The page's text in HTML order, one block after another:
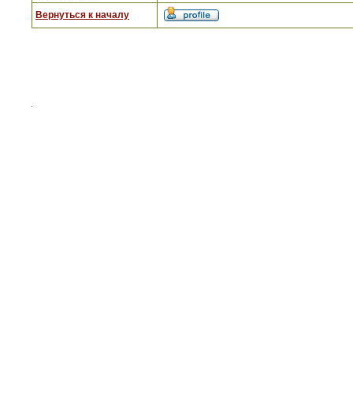
Вернуться к началу